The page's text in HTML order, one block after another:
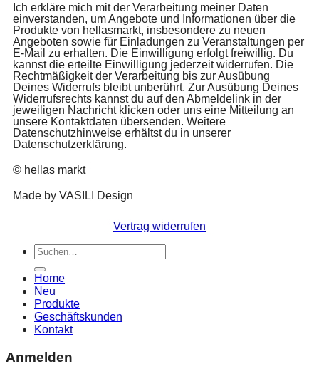
Ich erkläre mich mit der Verarbeitung meiner Daten
einverstanden, um Angebote und Informationen über die
Produkte von hellasmarkt, insbesondere zu neuen
Angeboten sowie für Einladungen zu Veranstaltungen per
E-Mail zu erhalten. Die Einwilligung erfolgt freiwillig. Du
kannst die erteilte Einwilligung jederzeit widerrufen. Die
Rechtmäßigkeit der Verarbeitung bis zur Ausübung
Deines Widerrufs bleibt unberührt. Zur Ausübung Deines
Widerrufsrechts kannst du auf den Abmeldelink in der
jeweiligen Nachricht klicken oder uns eine Mitteilung an
unsere Kontaktdaten übersenden. Weitere
Datenschutzhinweise erhältst du in unserer
Datenschutzerklärung.
© hellas markt
Made by VASILI Design
Vertrag widerrufen
Home
Neu
Produkte
Geschäftskunden
Kontakt
Anmelden